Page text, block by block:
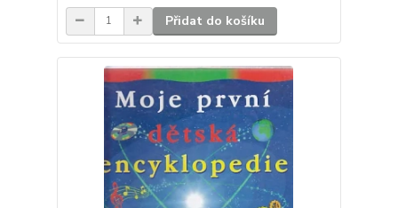
Přidat do košíku